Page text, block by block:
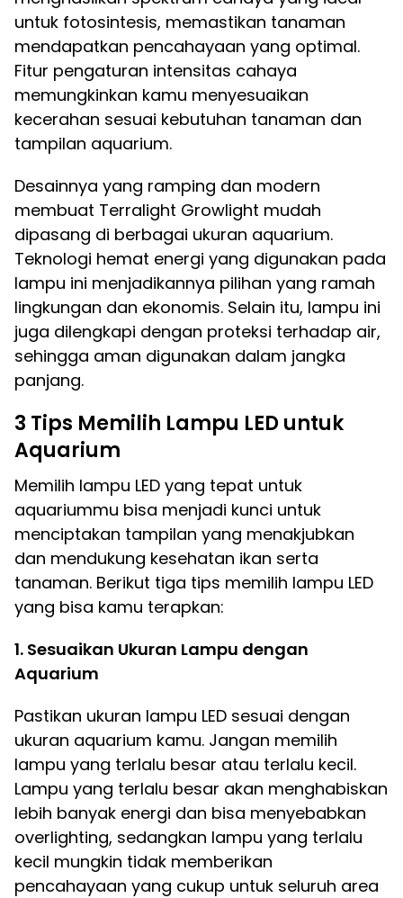
untuk fotosintesis, memastikan tanaman
mendapatkan pencahayaan yang optimal.
Fitur pengaturan intensitas cahaya
memungkinkan kamu menyesuaikan
kecerahan sesuai kebutuhan tanaman dan
tampilan aquarium.
Desainnya yang ramping dan modern
membuat Terralight Growlight mudah
dipasang di berbagai ukuran aquarium.
Teknologi hemat energi yang digunakan pada
lampu ini menjadikannya pilihan yang ramah
lingkungan dan ekonomis. Selain itu, lampu ini
juga dilengkapi dengan proteksi terhadap air,
sehingga aman digunakan dalam jangka
panjang.
3 Tips Memilih Lampu LED untuk
Aquarium
Memilih lampu LED yang tepat untuk
aquariummu bisa menjadi kunci untuk
menciptakan tampilan yang menakjubkan
dan mendukung kesehatan ikan serta
tanaman. Berikut tiga tips memilih lampu LED
yang bisa kamu terapkan:
1. Sesuaikan Ukuran Lampu dengan
Aquarium
Pastikan ukuran lampu LED sesuai dengan
ukuran aquarium kamu. Jangan memilih
lampu yang terlalu besar atau terlalu kecil.
Lampu yang terlalu besar akan menghabiskan
lebih banyak energi dan bisa menyebabkan
overlighting, sedangkan lampu yang terlalu
kecil mungkin tidak memberikan
pencahayaan yang cukup untuk seluruh area